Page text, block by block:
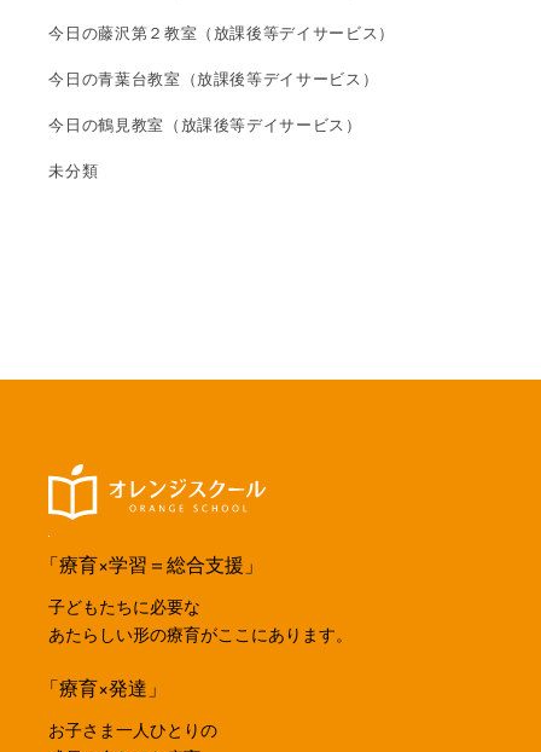
今日の藤沢第２教室（放課後等デイサービス）
今日の青葉台教室（放課後等デイサービス）
今日の鶴見教室（放課後等デイサービス）
未分類
「療育×学習＝総合支援」
子どもたちに必要な
あたらしい形の療育がここにあります。
「療育×発達」
お子さま一人ひとりの